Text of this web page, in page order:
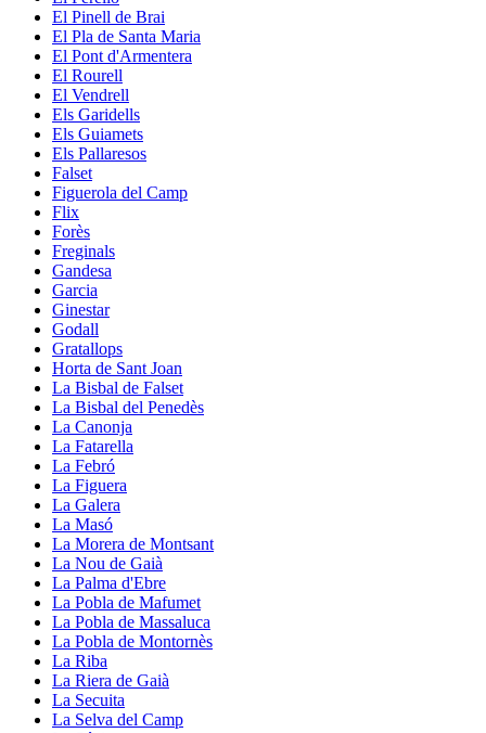
El Pinell de Brai
El Pla de Santa Maria
El Pont d'Armentera
El Rourell
El Vendrell
Els Garidells
Els Guiamets
Els Pallaresos
Falset
Figuerola del Camp
Flix
Forès
Freginals
Gandesa
Garcia
Ginestar
Godall
Gratallops
Horta de Sant Joan
La Bisbal de Falset
La Bisbal del Penedès
La Canonja
La Fatarella
La Febró
La Figuera
La Galera
La Masó
La Morera de Montsant
La Nou de Gaià
La Palma d'Ebre
La Pobla de Mafumet
La Pobla de Massaluca
La Pobla de Montornès
La Riba
La Riera de Gaià
La Secuita
La Selva del Camp